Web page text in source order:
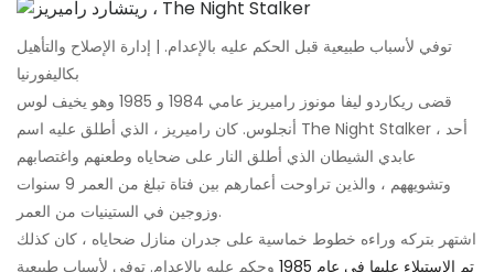
توفي لأسباب طبيعية قبل الحكم عليه بالإعدام. | إدارة الإصلاح والتأهيل
بكاليفورنيا
قضى ريكاردو ليفا مونوز راميريز عامي 1984 و 1985 وهو يخيف لوس
أنجلوس. كان راميريز ، الذي أطلق عليه اسم The Night Stalker ، أحد
عابدي الشيطان الذي أطلق النار على ضحاياه وطعنهم واغتصابهم
وتشويههم ، والذين تراوحت أعمارهم بين فتاة تبلغ من العمر 9 سنوات
وزوجين في الستينيات من العمر.
اشتهر بتركه وراءه خطوط خماسية على جدران منازل ضحاياه ، كان كذلك
تم الاستيلاء عليها في عام 1985
وحكم عليه بالإعدام. توفي لأسباب طبيعية